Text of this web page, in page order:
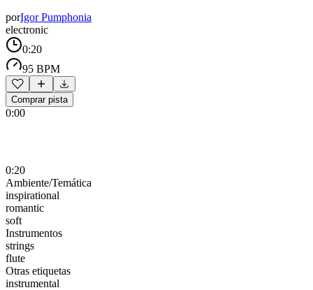
porIgor Pumphonia
electronic
0:20
95 BPM
Comprar pista
0:00
0:20
Ambiente/Temática
inspirational
romantic
soft
Instrumentos
strings
flute
Otras etiquetas
instrumental